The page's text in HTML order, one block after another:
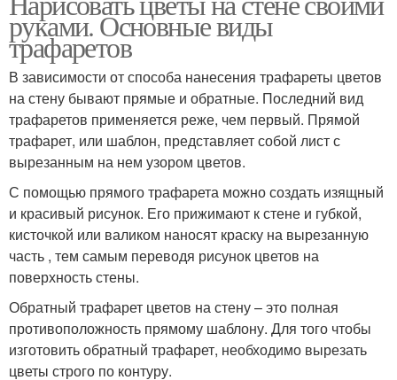
руками. Основные виды
трафаретов
В зависимости от способа нанесения трафареты цветов
на стену бывают прямые и обратные. Последний вид
трафаретов применяется реже, чем первый. Прямой
трафарет, или шаблон, представляет собой лист с
вырезанным на нем узором цветов.
С помощью прямого трафарета можно создать изящный
и красивый рисунок. Его прижимают к стене и губкой,
кисточкой или валиком наносят краску на вырезанную
часть , тем самым переводя рисунок цветов на
поверхность стены.
Обратный трафарет цветов на стену – это полная
противоположность прямому шаблону. Для того чтобы
изготовить обратный трафарет, необходимо вырезать
цветы строго по контуру.